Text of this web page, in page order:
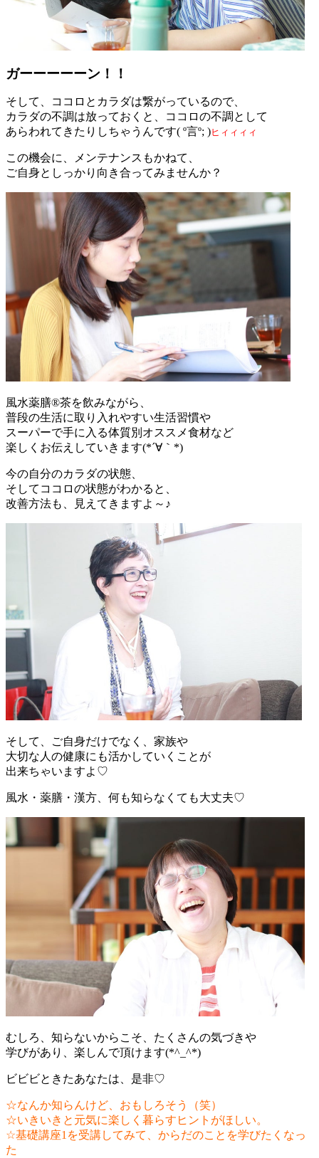
ガーーーーーン！！
そして、ココロとカラダは繋がっているので、
カラダの不調は放っておくと、ココロの不調として
あらわれてきたりしちゃうんです( º言º; )ヒィィィィ
この機会に、メンテナンスもかねて、
ご自身としっかり向き合ってみませんか？
風水薬膳®茶を飲みながら、
普段の生活に取り入れやすい生活習慣や
スーパーで手に入る体質別オススメ食材など
楽しくお伝えしていきます(*´∀｀*)
今の自分のカラダの状態、
そしてココロの状態がわかると、
改善方法も、見えてきますよ～♪
そして、ご自身だけでなく、家族や
大切な人の健康にも活かしていくことが
出来ちゃいますよ♡
風水・薬膳・漢方、何も知らなくても大丈夫♡
むしろ、知らないからこそ、たくさんの気づきや
学びがあり、楽しんで頂けます(*^_^*)
ビビビときたあなたは、是非♡
☆なんか知らんけど、おもしろそう（笑）
☆いきいきと元気に楽しく暮らすヒントがほしい。
☆基礎講座1を受講してみて、からだのことを学びたくなっ
た